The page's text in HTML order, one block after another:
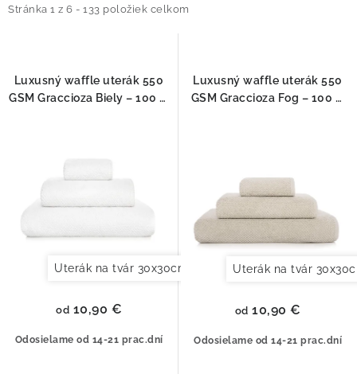
i
r
o
Stránka 1 z 6 - 133 položiek celkom
e
e
p
Luxusný waffle uterák 550
GSM Graccioza Biely – 100 %
Uterák na tvár 30x30cm Uterák pre hostí 30x50cm
Odosielame od 14-21 prac.dní
od 10,90 €
Luxusný waffle uterák 550
GSM Graccioza Fog – 100 %
Uterák na tvár
Odosielame od 14-21 prac.dní
od 10,90 €